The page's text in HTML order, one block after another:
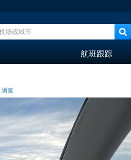
航班跟踪
浏览